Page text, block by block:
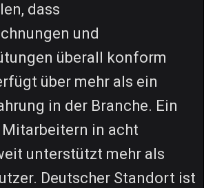
dass
und
überall konform
über mehr als ein
in der Branche. Ein
Mitarbeitern in acht
unterstützt mehr als
Deutscher Standort ist